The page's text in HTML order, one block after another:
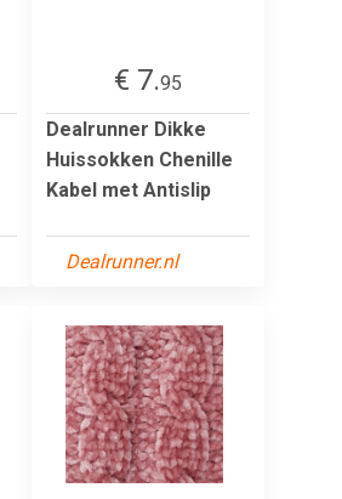
€ 7.95
Dealrunner Dikke
Huissokken Chenille
Kabel met Antislip
Dealrunner.nl